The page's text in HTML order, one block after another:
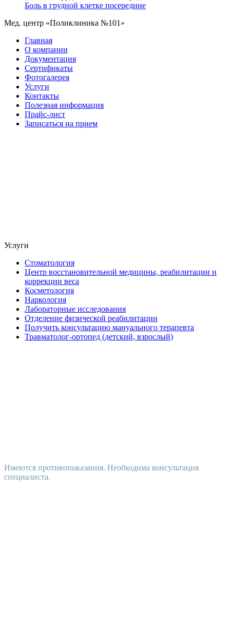
Боль в грудной клетке посередине
Мед. центр «Поликлиника №101»
Главная
О компании
Документация
Сертификаты
Фотогалерея
Услуги
Контакты
Полезная информация
Прайс-лист
Записаться на прием
Услуги
Стоматология
Центр восстановительной медицины, реабилитации и
коррекции веса
Косметология
Наркология
Лабораторные исследования
Отделение физической реабилитации
Получить консультацию мануального терапевта
Травматолог-ортопед (детский, взрослый)
Имеются противопоказания. Необходима консультация
специалиста.